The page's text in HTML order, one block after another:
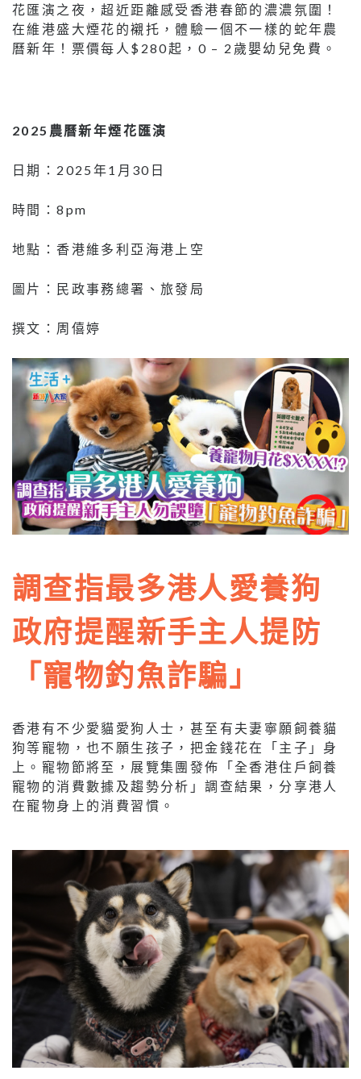
花匯演之夜，超近距離感受香港春節的濃濃氛圍！
在維港盛大煙花的襯托，體驗一個不一樣的蛇年農
曆新年！票價每人$280起，0 – 2歲嬰幼兒免費。
2025農曆新年煙花匯演
日期：2025年1月30日
時間：8pm
地點：香港維多利亞海港上空
圖片：民政事務總署、旅發局
撰文：周僖婷
調查指最多港人愛養狗
政府提醒新手主人提防
「寵物釣魚詐騙」
香港有不少愛貓愛狗人士，甚至有夫妻寧願飼養貓
狗等寵物，也不願生孩子，把金錢花在「主子」身
上。寵物節將至，展覽集團發佈「全香港住戶飼養
寵物的消費數據及趨勢分析」調查結果，分享港人
在寵物身上的消費習慣。